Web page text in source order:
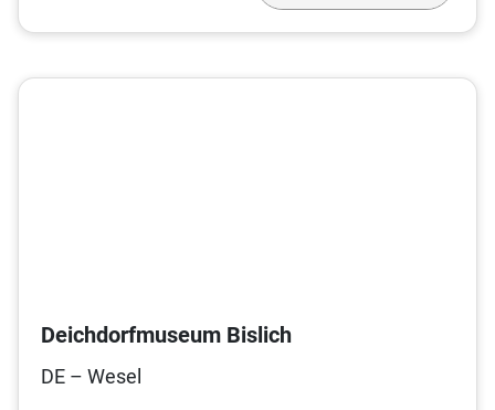
Deichdorfmuseum Bislich
DE – Wesel